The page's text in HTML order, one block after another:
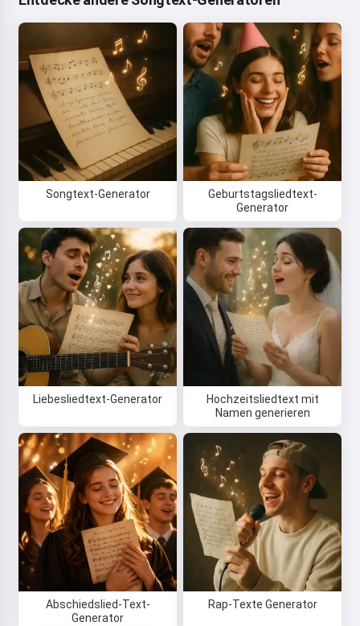
Songtext-Generator
Geburtstagsliedtext-
Generator
Liebesliedtext-Generator
Hochzeitsliedtext mit
Namen generieren
Abschiedslied-Text-
Generator
Rap-Texte Generator